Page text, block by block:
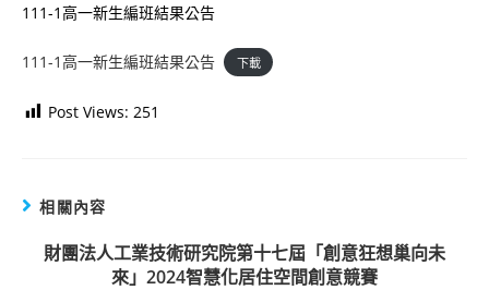
111-1高一新生編班結果公告
111-1高一新生編班結果公告 下載
Post Views: 251
相關內容
財團法人工業技術研究院第十七屆「創意狂想巢向未
來」2024智慧化居住空間創意競賽